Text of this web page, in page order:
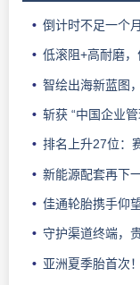
倒计时不足一个
低滚阻+高耐磨
智绘出海新蓝图
斩获 “中国企业
排名上升27位：
新能源配套再下
佳通轮胎携手仰望
守护渠道终端，贵
亚洲夏季胎首次